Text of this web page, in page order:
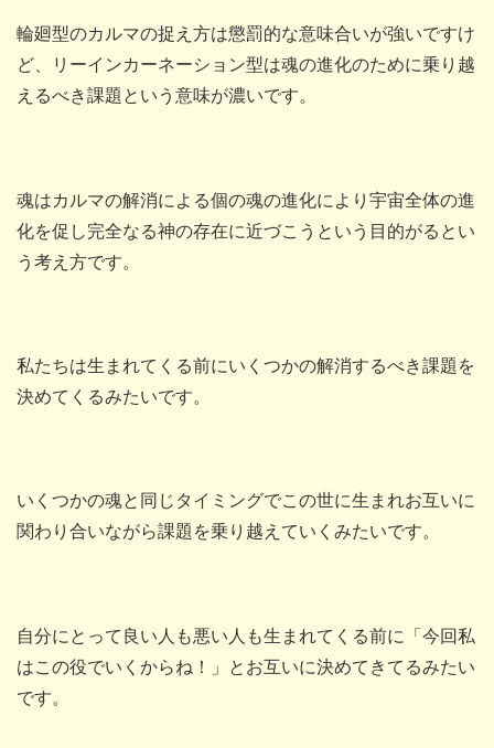
輪廻型のカルマの捉え方は懲罰的な意味合いが強いですけ
ど、リーインカーネーション型は魂の進化のために乗り越
えるべき課題という意味が濃いです。
魂はカルマの解消による個の魂の進化により宇宙全体の進
化を促し完全なる神の存在に近づこうという目的がるとい
う考え方です。
私たちは生まれてくる前にいくつかの解消するべき課題を
決めてくるみたいです。
いくつかの魂と同じタイミングでこの世に生まれお互いに
関わり合いながら課題を乗り越えていくみたいです。
自分にとって良い人も悪い人も生まれてくる前に「今回私
はこの役でいくからね！」とお互いに決めてきてるみたい
です。